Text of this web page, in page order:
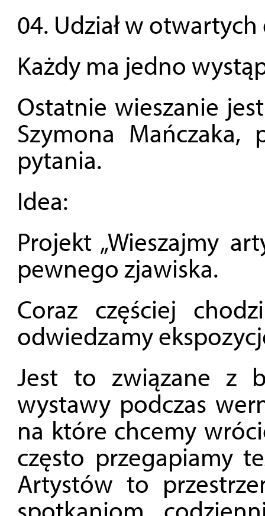
04. Udział w
Każdy ma jedno
Ostatnie wieszanie
Szymona Mańczaka,
pytania.
Idea:
Projekt „Wieszajmy
pewnego zjawiska.
Coraz częściej
odwiedzamy
Jest to związane z
wystawy podczas
na które chcemy
często przegapiamy
Artystów to